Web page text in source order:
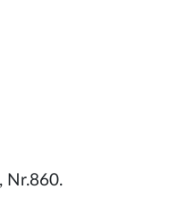
Nr.860.